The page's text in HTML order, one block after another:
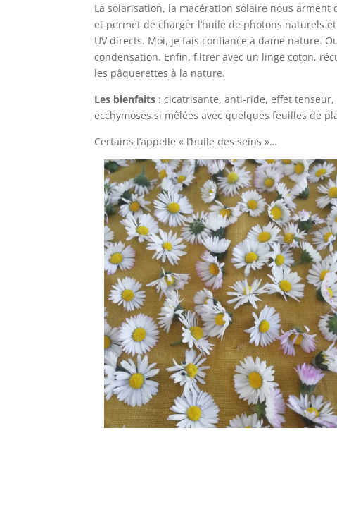
La solarisation, la macération solaire nous arment
et permet de charger l’huile de photons naturels
UV directs. Moi, je fais confiance à dame nature.
condensation. Enfin, filtrer avec un linge coton,
les pâquerettes à la nature.
Les bienfaits : cicatrisante, anti-ride, effet
ecchymoses si mêlées avec quelques feuilles de
Certains l’appelle « l’huile des seins »…